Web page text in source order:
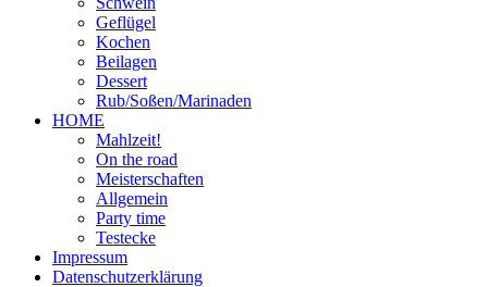
Geflügel
Kochen
Beilagen
Dessert
Rub/Soßen/Marinaden
HOME
Mahlzeit!
On the road
Meisterschaften
Allgemein
Party time
Testecke
Impressum
Datenschutzerklärung